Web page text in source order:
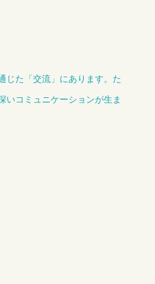
じた「交流」にあります。た
いコミュニケーションが生ま